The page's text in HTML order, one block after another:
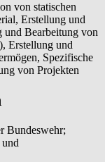
von statischen
Erstellung und
und Bearbeitung von
Erstellung und
Spezifische
von Projekten
Bundeswehr;